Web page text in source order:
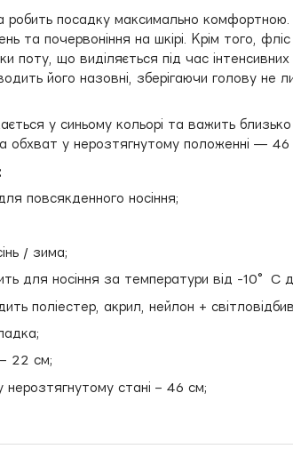
робить посадку максимально
та почервоніння на шкірі. Крім того,
поту, що виділяється під час інтенсивних
його назовні, зберігаючи голову не
у синьому кольорі та важить близько
обхват у нерозтягнутому положенні — 46
повсякденного носіння;
/ зима;
для носіння за температури від -10°C
поліестер, акрил, нейлон +
22 см;
нерозтягнутому стані – 46 см;